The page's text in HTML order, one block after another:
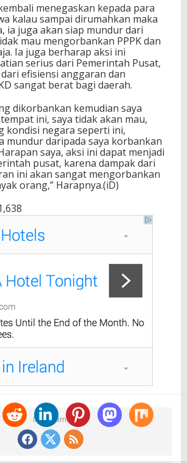
menegaskan kepada para
kalau sampai dirumahkan maka
ia juga akan siap mundur dari
mau mengorbankan PPPK dan
Ia juga berharap aksi ini
serius dari Pemerintah Pusat,
efisiensi anggaran dan
sangat berat bagi daerah.
dikorbankan kemudian saya
ini, saya tidak akan mau,
kondisi negara seperti ini,
mundur daripada saya korbankan
saya, aksi ini dapat menjadi
pusat, karena dampak dari
ini akan sangat mengorbankan
orang,” Harapnya.(iD)
Ikuti Kami